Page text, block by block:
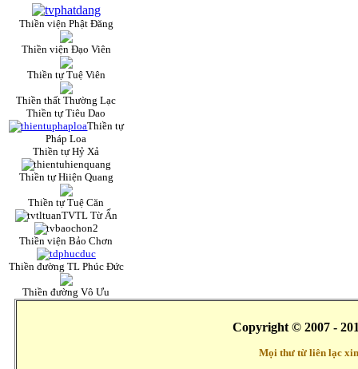
Thiền viện Phật Đăng
Thiền viện Đạo Viên
Thiền tự Tuệ Viên
Thiền thất Thường Lạc
Thiền tự Tiêu Dao
Thiền tự
Pháp Loa
Thiền tự Hỷ Xả
Thiền tự Hiiện Quang
Thiền tự Tuệ Căn
TVTL Từ Ấn
Thiền viện Bảo Chơn
Thiền đường TL Phúc Đức
Thiền đường Vô Ưu
Copyright © 2007 -
Mọi thư từ liên lạc